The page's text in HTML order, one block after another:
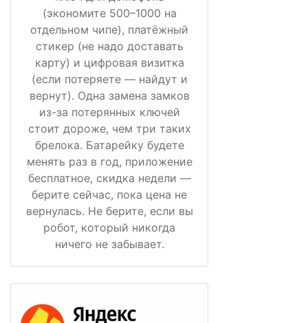
(экономите 500–1000 на
отдельном чипе), платёжный
стикер (не надо доставать
карту) и цифровая визитка
(если потеряете — найдут и
вернут). Одна замена замков
из-за потерянных ключей
стоит дороже, чем три таких
брелока. Батарейку будете
менять раз в год, приложение
бесплатное, скидка недели —
берите сейчас, пока цена не
вернулась. Не берите, если вы
робот, который никогда
ничего не забывает.